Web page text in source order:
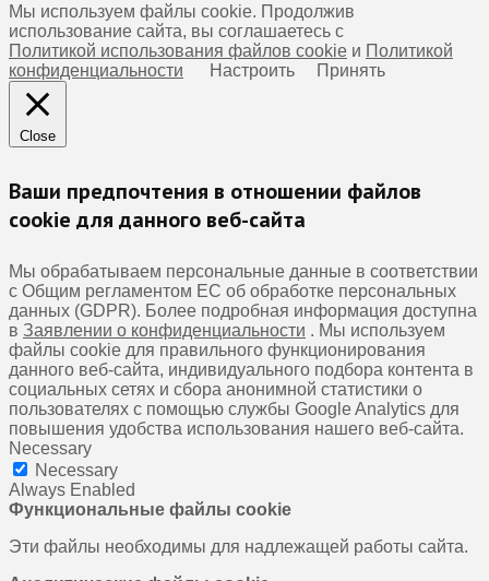
Мы используем файлы cookie. Продолжив
использование сайта, вы соглашаетесь с
Политикой использования файлов cookie и Политикой
конфиденциальности
Настроить Принять
Close
Ваши предпочтения в отношении файлов
cookie для данного веб-сайта
Мы обрабатываем персональные данные в соответствии
с Общим регламентом ЕС об обработке персональных
данных (GDPR). Более подробная информация доступна
в Заявлении о конфиденциальности . Мы используем
файлы cookie для правильного функционирования
данного веб-сайта, индивидуального подбора контента в
социальных сетях и сбора анонимной статистики о
пользователях с помощью службы Google Analytics для
повышения удобства использования нашего веб-сайта.
Necessary
Necessary
Always Enabled
Функциональные файлы cookie
Эти файлы необходимы для надлежащей работы сайта.